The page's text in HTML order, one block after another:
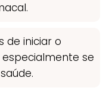
de iniciar o
se